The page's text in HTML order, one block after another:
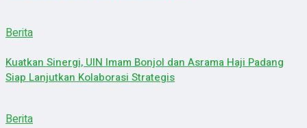
Berita
Kuatkan Sinergi, UIN Imam Bonjol dan Asrama Haji Padang
Siap Lanjutkan Kolaborasi Strategis
Berita